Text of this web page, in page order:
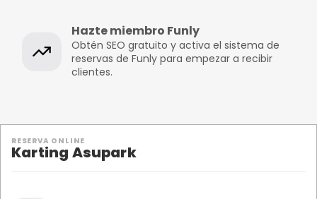
Hazte miembro Funly
Obtén SEO gratuito y activa el sistema de
reservas de Funly para empezar a recibir
clientes.
RESERVA ONLINE
Karting Asupark